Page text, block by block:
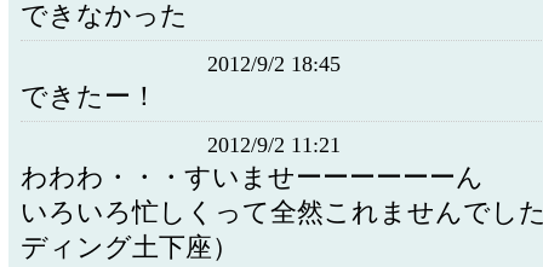
できなかった
2012/9/2 18:45
できたー！
2012/9/2 11:21
わわわ・・・すいませーーーーーーん
いろいろ忙しくって全然これませんでし
ディング土下座）